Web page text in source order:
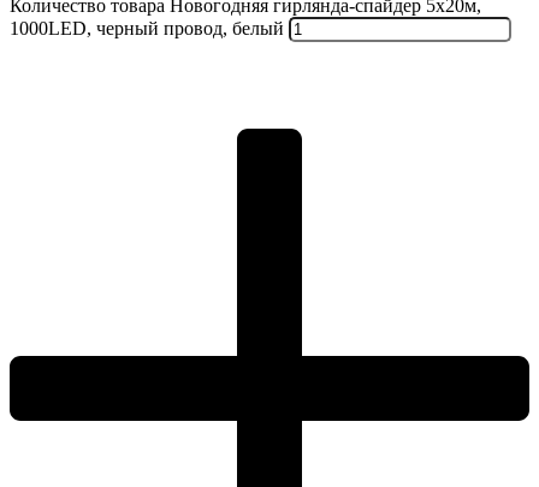
Количество товара Новогодняя гирлянда-спайдер 5х20м,
1000LED, черный провод, белый